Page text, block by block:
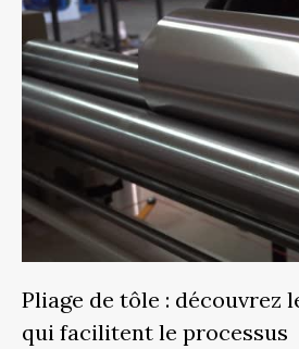
Pliage de tôle : découvrez
qui facilitent le processus